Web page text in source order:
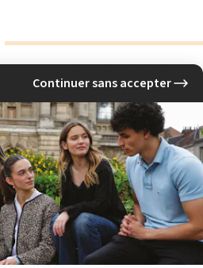
ouvre les portes de tous types de
Vous êtes ainsi pleinement
un poste de Directeur de
de Projet Culturel / Organisateur
(en agence ou en entreprise)
événementielle